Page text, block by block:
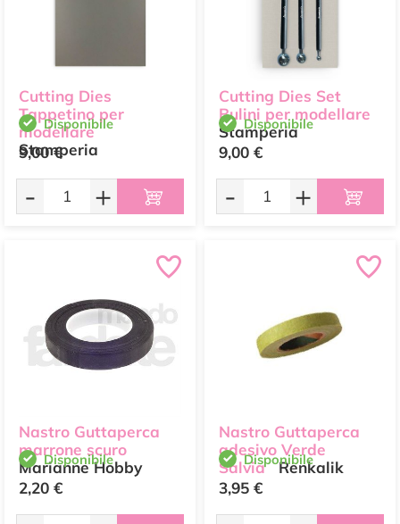
Cutting Dies
Tappetino per
modellare
Stamperia
Disponibile
9,00 €
- +
Cutting Dies Set
Bulini per modellare
Stamperia
Disponibile
9,00 €
- +
Nastro Guttaperca
marrone scuro
Marianne Hobby
Disponibile
2,20 €
Nastro Guttaperca
adesivo Verde
Salvia Renkalik
Disponibile
3,95 €